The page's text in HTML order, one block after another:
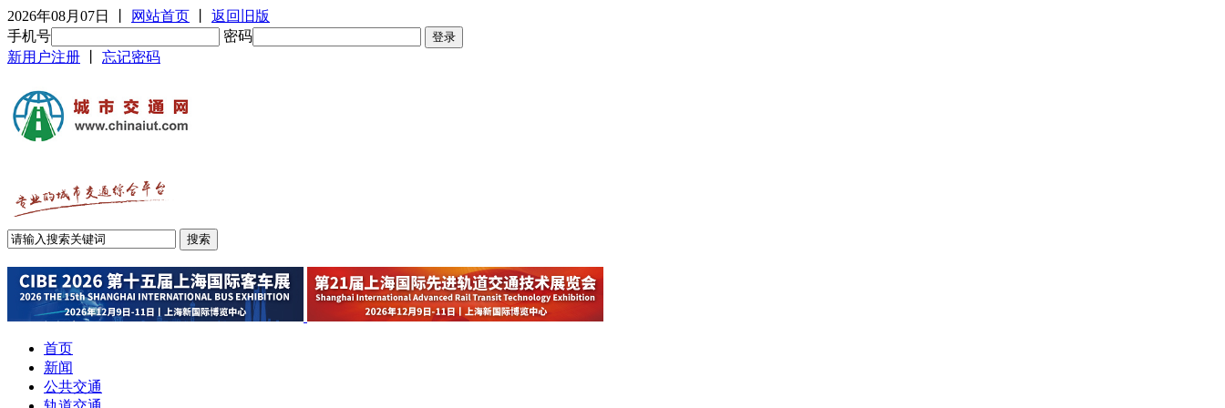
2026年08月07日 网站首页
返回旧版
手机号
密码
新用户注册
忘记密码
首页
新闻
公共交通